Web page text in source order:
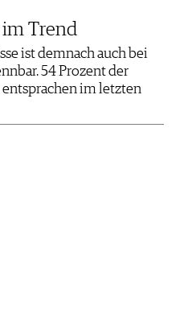
Trend
ist demnach auch bei
54 Prozent der
im letzten